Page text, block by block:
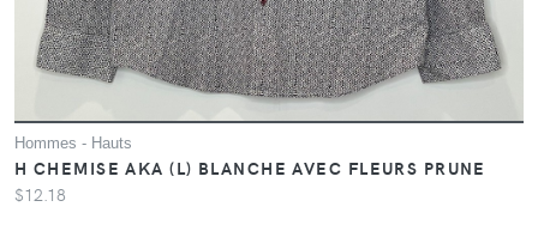
Hommes - Hauts
H CHEMISE AKA (L) BLANCHE AVEC FLEURS PRUNE
$12.18